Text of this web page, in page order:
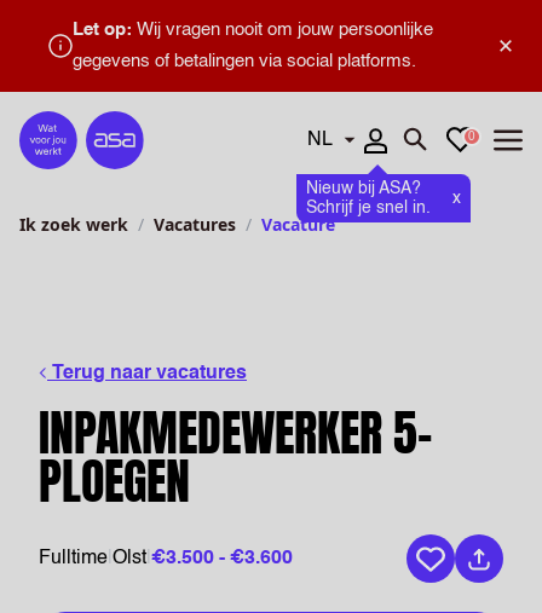
×
Let op: Wij vragen nooit om jouw persoonlijke
gegevens of betalingen via social platforms.
Home
Talen
Nieuw bij ASA?
Schrijf je snel in.
x
Zoeken openen
Favorieten
0
Ik zoek werk Vacatures Vacature
Terug naar vacatures
INPAKMEDEWERKER 5-
PLOEGEN
Fulltime Olst €3.500 - €3.600
Bewaar